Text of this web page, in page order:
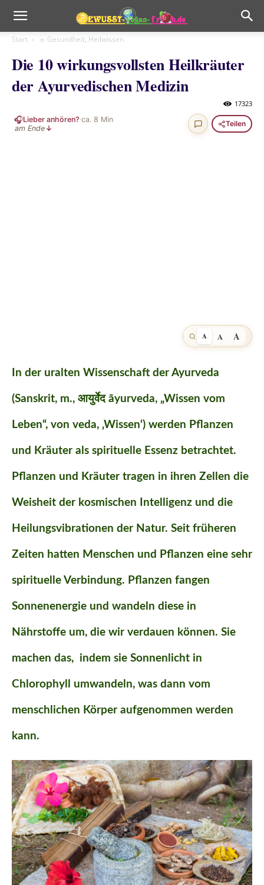
Start ☼ Gesundheit, Heilwissen
Die 10 wirkungsvollsten Heilkräuter
der Ayurvedischen Medizin
17323
🎧Lieber anhören?·ca. 8 Min
am Ende ↓
Teilen
A A A
In der uralten Wissenschaft der Ayurveda
(Sanskrit, m., आयुर्वेद āyurveda, „Wissen vom
Leben“, von veda, ‚Wissen‘) werden Pflanzen
und Kräuter als spirituelle Essenz betrachtet.
Pflanzen und Kräuter tragen in ihren Zellen die
Weisheit der kosmischen Intelligenz und die
Heilungsvibrationen der Natur. Seit früheren
Zeiten hatten Menschen und Pflanzen eine sehr
spirituelle Verbindung. Pflanzen fangen
Sonnenenergie und wandeln diese in
Nährstoffe um, die wir verdauen können. Sie
machen das, indem sie Sonnenlicht in
Chlorophyll umwandeln, was dann vom
menschlichen Körper aufgenommen werden
kann.